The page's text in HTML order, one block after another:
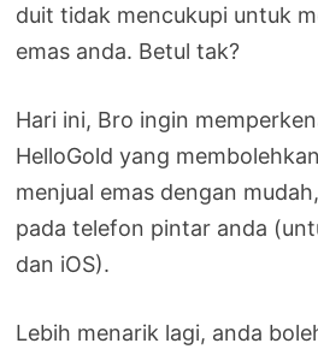
duit tidak mencukupi untuk
emas anda. Betul tak?
Hari ini, Bro ingin
HelloGold yang
menjual emas dengan
pada telefon pintar anda
dan iOS).
Lebih menarik lagi, anda